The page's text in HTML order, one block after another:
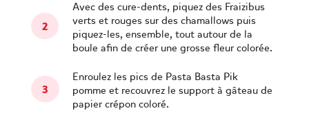
Avec des cure-dents, piquez des Fraizibus
verts et rouges sur des chamallows puis
piquez-les, ensemble, tout autour de la
boule afin de créer une grosse fleur colorée.
Enroulez les pics de Pasta Basta Pik
pomme et recouvrez le support à gâteau de
papier crépon coloré.